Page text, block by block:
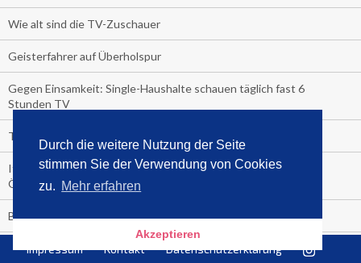
Durch die weitere Nutzung der Seite
stimmen Sie der Verwendung von Cookies
zu. Mehr erfahren
Akzeptieren
Wie alt sind die TV-Zuschauer
Geisterfahrer auf Überholspur
Gegen Einsamkeit: Single-Haushalte schauen täglich fast 6
Stunden TV
TV-Quote:
Italienisches Kochbuch schießt auf Nummer 1 in Deutschland,
Österreich und Schweiz
Blick in die Garage der TV-Dauerglotzer
Die Deutschen investieren, während die Österreicher und
Impressum Kontakt Datenschutzerklärung